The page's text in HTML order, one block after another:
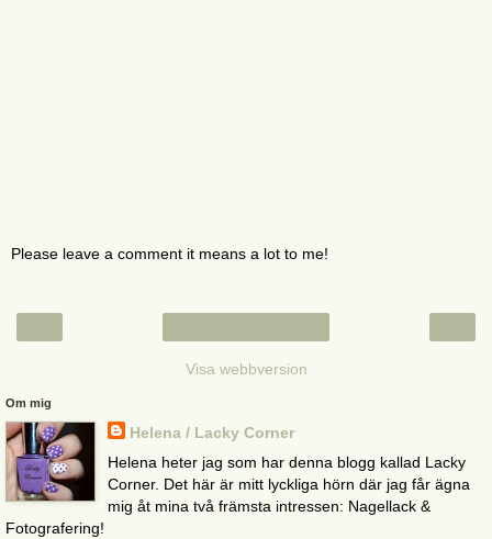
Please leave a comment it means a lot to me!
Visa webbversion
Om mig
Helena / Lacky Corner
Helena heter jag som har denna blogg kallad Lacky
Corner. Det här är mitt lyckliga hörn där jag får ägna
mig åt mina två främsta intressen: Nagellack &
Fotografering!